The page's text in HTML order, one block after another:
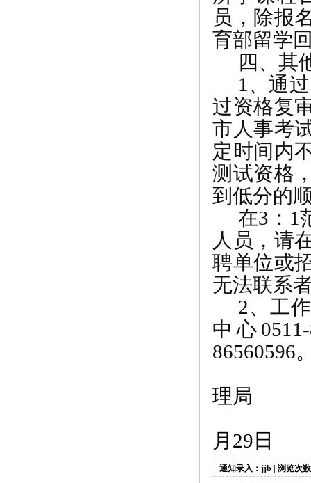
员，除报
育部留学
四、其
1 、通
过资格复
市人事考
定时间内
测试资格
到低分的
在3 ： 1
人员，请
聘单位或
无法联系
2、工
中心
86560596
理局
月 29 日
通知录入：jjb | 浏览次